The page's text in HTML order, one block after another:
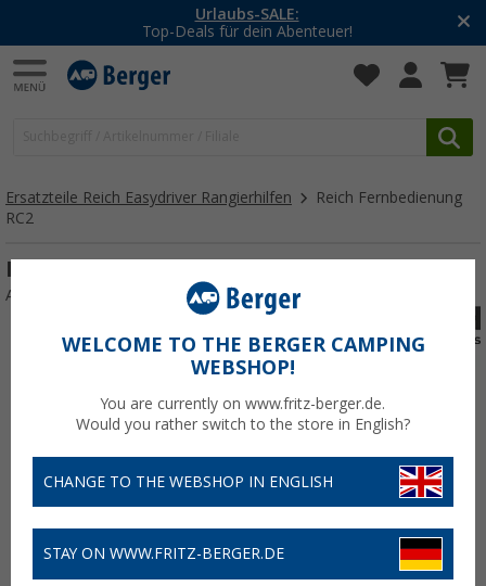
Urlaubs-SALE:
Top-Deals für dein Abenteuer!
Ersatzteile Reich Easydriver Rangierhilfen
Reich Fernbedienung
RC2
Reich Fernbedienung RC2
Art.-Nr.: 112143
WELCOME TO THE BERGER CAMPING
WEBSHOP!
You are currently on www.fritz-berger.de.
Would you rather switch to the store in English?
CHANGE TO THE WEBSHOP IN ENGLISH
STAY ON WWW.FRITZ-BERGER.DE